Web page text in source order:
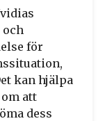
för
kan hjälpa
att
dess